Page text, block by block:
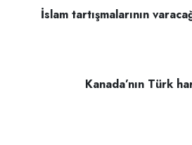
İslam tartışmalarının
Kanada’nın Türk